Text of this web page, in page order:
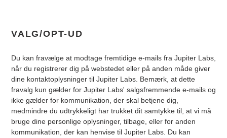
VALG/OPT-UD
Du kan fravælge at modtage fremtidige e-mails fra Jupiter Labs,
når du registrerer dig på webstedet eller på anden måde giver
dine kontaktoplysninger til Jupiter Labs. Bemærk, at dette
fravalg kun gælder for Jupiter Labs' salgsfremmende e-mails og
ikke gælder for kommunikation, der skal betjene dig,
medmindre du udtrykkeligt har trukket dit samtykke til, at vi må
bruge dine personlige oplysninger, tilbage, eller for anden
kommunikation, der kan henvise til Jupiter Labs. Du kan